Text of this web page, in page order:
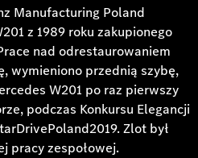
Manufacturing Poland
z 1989 roku zakupionego
nad odrestaurowaniem
wymieniono przednią szybę,
W201 po raz pierwszy
podczas Konkursu Elegancji
Zlot był
pracy zespołowej.